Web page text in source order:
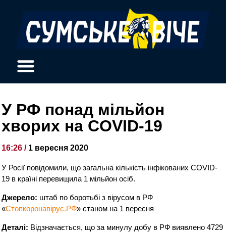
У РФ понад мільйон
хворих на COVID-19
16:26 / 1 вересня 2020
У Росії повідомили, що загальна кількість інфікованих COVID-
19 в країні перевищила 1 мільйон осіб.
Джерело: штаб по боротьбі з вірусом в РФ
«Стопкоронавірус.РФ» станом на 1 вересня
Деталі: Відзначається, що за минулу добу в РФ виявлено 4729